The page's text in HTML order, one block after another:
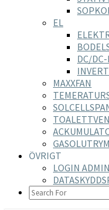
EL
DC/
MAXXFAN
ÖVRIGT
LOGIN ADMIN
SEARCH
ICON